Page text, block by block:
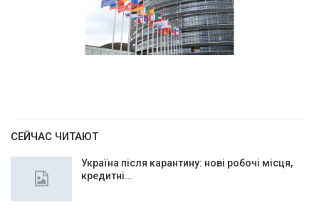
СЕЙЧАС ЧИТАЮТ
Україна після карантину: нові робочі місця,
кредитні…